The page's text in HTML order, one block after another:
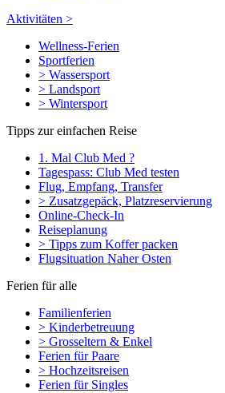
Aktivitäten >
Wellness-Ferien
Sportferien
> Wassersport
> Landsport
> Wintersport
Tipps zur einfachen Reise
1. Mal Club Med ?
Tagespass: Club Med testen
Flug, Empfang, Transfer
> Zusatzgepäck, Platzreservierung
Online-Check-In
Reiseplanung
> Tipps zum Koffer packen
Flugsituation Naher Osten
Ferien für alle
Familienferien
> Kinderbetreuung
> Grosseltern & Enkel
Ferien für Paare
> Hochzeitsreisen
Ferien für Singles